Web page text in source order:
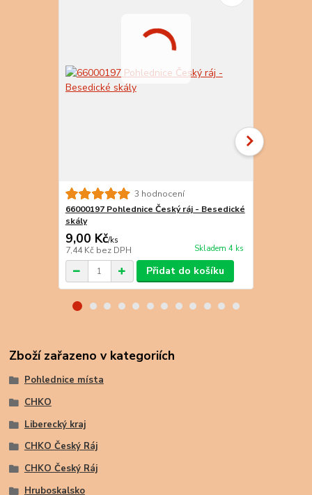
3 hodnocení
66000197 Pohlednice Český ráj - Besedické
skály
9,00 Kč/ks
7,44 Kč bez DPH Skladem 4 ks
Přidat do košíku
Zboží zařazeno v kategoriích
Pohlednice místa
CHKO
Liberecký kraj
CHKO Český Ráj
CHKO Český Ráj
Hruboskalsko